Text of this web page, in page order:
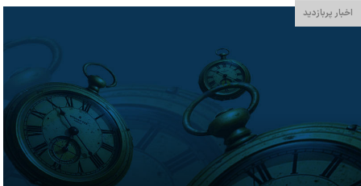
اخبار پربازدید